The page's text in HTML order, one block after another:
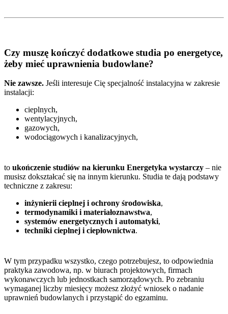
Czy muszę kończyć dodatkowe studia po energetyce,
żeby mieć uprawnienia budowlane?
Nie zawsze. Jeśli interesuje Cię specjalność instalacyjna w zakresie
instalacji:
cieplnych,
wentylacyjnych,
gazowych,
wodociągowych i kanalizacyjnych,
to ukończenie studiów na kierunku Energetyka wystarczy – nie
musisz dokształcać się na innym kierunku. Studia te dają podstawy
techniczne z zakresu:
inżynierii cieplnej i ochrony środowiska,
termodynamiki i materiałoznawstwa,
systemów energetycznych i automatyki,
techniki cieplnej i ciepłownictwa.
W tym przypadku wszystko, czego potrzebujesz, to odpowiednia
praktyka zawodowa, np. w biurach projektowych, firmach
wykonawczych lub jednostkach samorządowych. Po zebraniu
wymaganej liczby miesięcy możesz złożyć wniosek o nadanie
uprawnień budowlanych i przystąpić do egzaminu.